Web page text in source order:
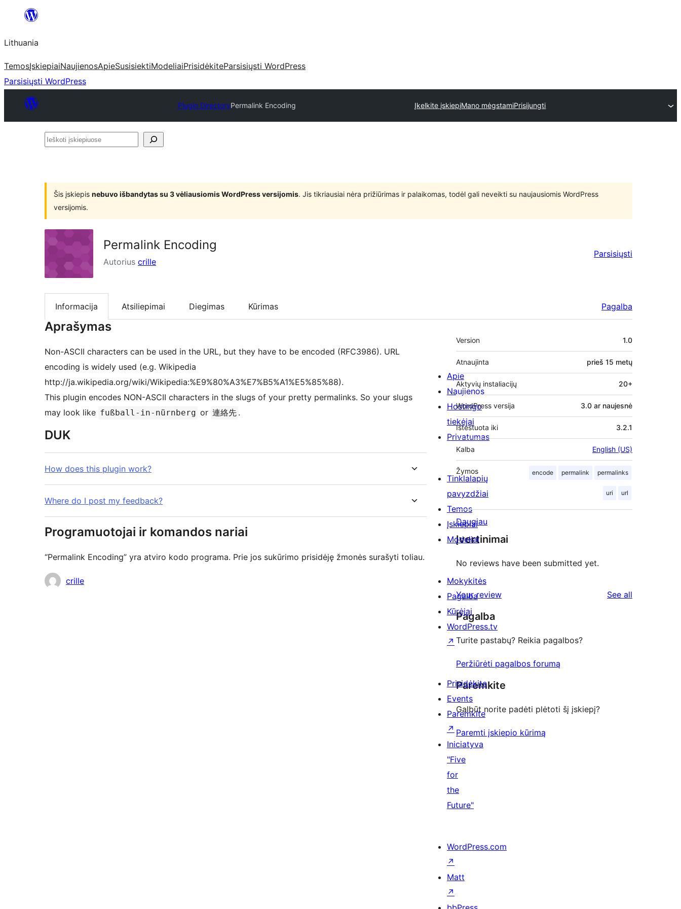
turinio
Lithuania
TemosĮskiepiaiNaujienosApieSusisiektiModeliaiPrisidėkiteParsisiųsti WordPress
Parsisiųsti WordPress
Plugin DirectoryPermalink Encoding Įkelkite įskiepįMano mėgstamiPrisijungti
Ieškoti
Šis įskiepis nebuvo išbandytas su 3 vėliausiomis WordPress versijomis. Jis tikriausiai nėra prižiūrimas ir palaikomas, todėl gali neveikti su naujausiomis WordPress
versijomis.
Permalink Encoding
Autorius crille
Parsisiųsti
Informacija Atsiliepimai Diegimas Kūrimas Pagalba
Aprašymas
Non-ASCII characters can be used in the URL, but they have to be encoded (RFC3986). URL
encoding is widely used (e.g. Wikipedia
http://ja.wikipedia.org/wiki/Wikipedia:%E9%80%A3%E7%B5%A1%E5%85%88).
This plugin encodes NON-ASCII characters in the slugs of your pretty permalinks. So your slugs
may look like fußball-in-nürnberg or 連絡先 .
DUK
How does this plugin work?
Where do I post my feedback?
Programuotojai ir komandos nariai
“Permalink Encoding” yra atviro kodo programa. Prie jos sukūrimo prisidėję žmonės surašyti toliau.
Autoriaicrille
Metainformacija
Version 1.0
Atnaujinta prieš 15 metų
Aktyvių instaliacijų 20+
WordPress versija 3.0 ar naujesnė
Ištestuota iki 3.2.1
Kalba English (US)
Žymos encode permalink permalinks
uri url
Daugiau
Įvertinimai
No reviews have been submitted yet.
Your review See all
Pagalba
Turite pastabų? Reikia pagalbos?
Peržiūrėti pagalbos forumą
Paremkite
Galbūt norite padėti plėtoti šį įskiepį?
Paremti įskiepio kūrimą
Apie
Naujienos
Hostingo
tiekėjai
Privatumas
Tinklalapių
pavyzdžiai
Temos
Įskiepiai
Modeliai
Mokykitės
Pagalba
Kūrėjai
WordPress.tv
↗
Prisidėkite
Events
Paremkite
↗
Iniciatyva
"Five
for
the
Future"
WordPress.com
↗
Matt
↗